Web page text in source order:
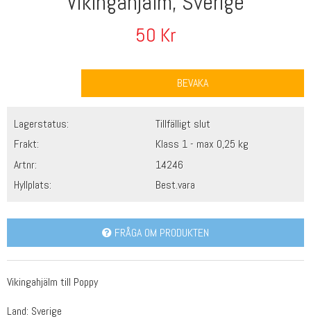
50 Kr
BEVAKA
Lagerstatus:
Tillfälligt slut
Frakt:
Klass 1 - max 0,25 kg
Artnr:
14246
Hyllplats:
Best.vara
FRÅGA OM PRODUKTEN
Vikingahjälm till Poppy
Land: Sverige